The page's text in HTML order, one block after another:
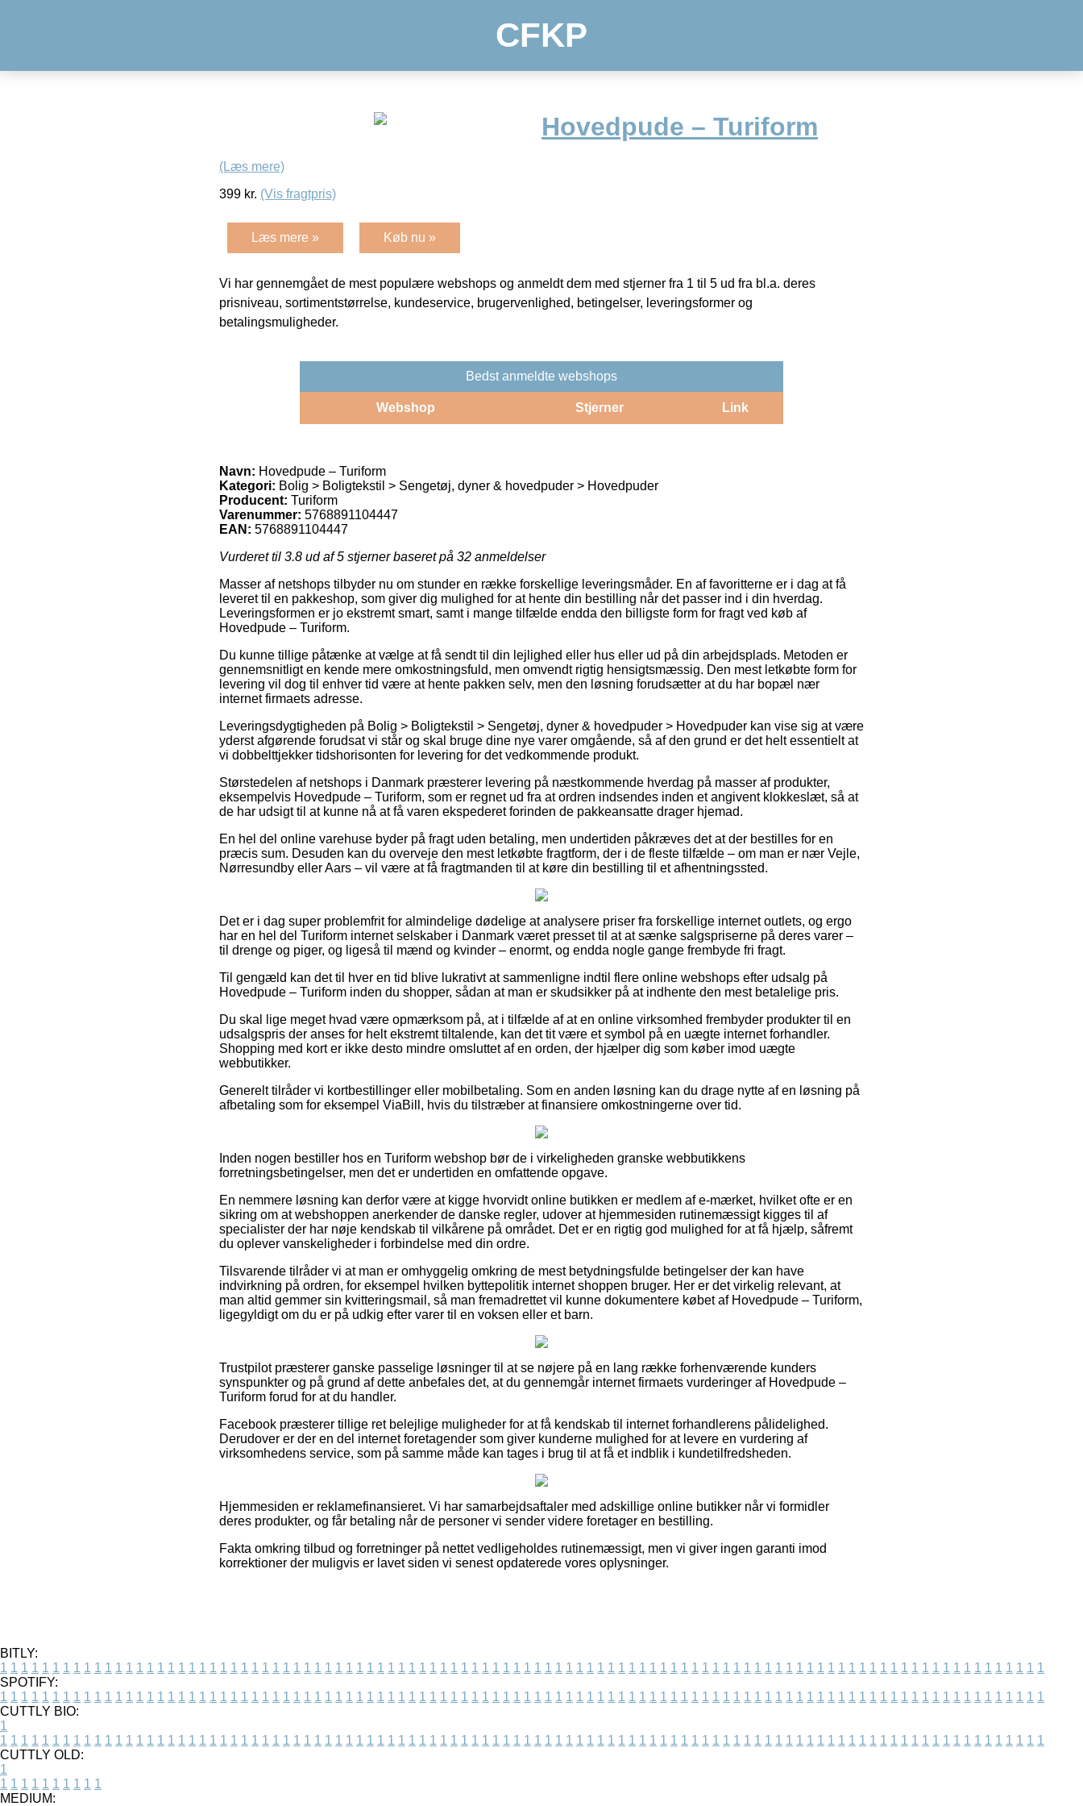
CFKP
Hovedpude – Turiform
(Læs mere)
399 kr. (Vis fragtpris)
Læs mere » Køb nu »
Vi har gennemgået de mest populære webshops og anmeldt dem med stjerner fra 1 til 5 ud fra bl.a. deres
prisniveau, sortimentstørrelse, kundeservice, brugervenlighed, betingelser, leveringsformer og
betalingsmuligheder.
Bedst anmeldte webshops
Webshop Stjerner Link
Navn: Hovedpude – Turiform
Kategori: Bolig > Boligtekstil > Sengetøj, dyner & hovedpuder > Hovedpuder
Producent: Turiform
Varenummer: 5768891104447
EAN: 5768891104447
Vurderet til 3.8 ud af 5 stjerner baseret på 32 anmeldelser
Masser af netshops tilbyder nu om stunder en række forskellige leveringsmåder. En af favoritterne er i dag at få
leveret til en pakkeshop, som giver dig mulighed for at hente din bestilling når det passer ind i din hverdag.
Leveringsformen er jo ekstremt smart, samt i mange tilfælde endda den billigste form for fragt ved køb af
Hovedpude – Turiform.
Du kunne tillige påtænke at vælge at få sendt til din lejlighed eller hus eller ud på din arbejdsplads. Metoden er
gennemsnitligt en kende mere omkostningsfuld, men omvendt rigtig hensigtsmæssig. Den mest letkøbte form for
levering vil dog til enhver tid være at hente pakken selv, men den løsning forudsætter at du har bopæl nær
internet firmaets adresse.
Leveringsdygtigheden på Bolig > Boligtekstil > Sengetøj, dyner & hovedpuder > Hovedpuder kan vise sig at være
yderst afgørende forudsat vi står og skal bruge dine nye varer omgående, så af den grund er det helt essentielt at
vi dobbelttjekker tidshorisonten for levering for det vedkommende produkt.
Størstedelen af netshops i Danmark præsterer levering på næstkommende hverdag på masser af produkter,
eksempelvis Hovedpude – Turiform, som er regnet ud fra at ordren indsendes inden et angivent klokkeslæt, så at
de har udsigt til at kunne nå at få varen ekspederet forinden de pakkeansatte drager hjemad.
En hel del online varehuse byder på fragt uden betaling, men undertiden påkræves det at der bestilles for en
præcis sum. Desuden kan du overveje den mest letkøbte fragtform, der i de fleste tilfælde – om man er nær Vejle,
Nørresundby eller Aars – vil være at få fragtmanden til at køre din bestilling til et afhentningssted.
Det er i dag super problemfrit for almindelige dødelige at analysere priser fra forskellige internet outlets, og ergo
har en hel del Turiform internet selskaber i Danmark været presset til at at sænke salgspriserne på deres varer –
til drenge og piger, og ligeså til mænd og kvinder – enormt, og endda nogle gange frembyde fri fragt.
Til gengæld kan det til hver en tid blive lukrativt at sammenligne indtil flere online webshops efter udsalg på
Hovedpude – Turiform inden du shopper, sådan at man er skudsikker på at indhente den mest betalelige pris.
Du skal lige meget hvad være opmærksom på, at i tilfælde af at en online virksomhed frembyder produkter til en
udsalgspris der anses for helt ekstremt tiltalende, kan det tit være et symbol på en uægte internet forhandler.
Shopping med kort er ikke desto mindre omsluttet af en orden, der hjælper dig som køber imod uægte
webbutikker.
Generelt tilråder vi kortbestillinger eller mobilbetaling. Som en anden løsning kan du drage nytte af en løsning på
afbetaling som for eksempel ViaBill, hvis du tilstræber at finansiere omkostningerne over tid.
Inden nogen bestiller hos en Turiform webshop bør de i virkeligheden granske webbutikkens
forretningsbetingelser, men det er undertiden en omfattende opgave.
En nemmere løsning kan derfor være at kigge hvorvidt online butikken er medlem af e-mærket, hvilket ofte er en
sikring om at webshoppen anerkender de danske regler, udover at hjemmesiden rutinemæssigt kigges til af
specialister der har nøje kendskab til vilkårene på området. Det er en rigtig god mulighed for at få hjælp, såfremt
du oplever vanskeligheder i forbindelse med din ordre.
Tilsvarende tilråder vi at man er omhyggelig omkring de mest betydningsfulde betingelser der kan have
indvirkning på ordren, for eksempel hvilken byttepolitik internet shoppen bruger. Her er det virkelig relevant, at
man altid gemmer sin kvitteringsmail, så man fremadrettet vil kunne dokumentere købet af Hovedpude – Turiform,
ligegyldigt om du er på udkig efter varer til en voksen eller et barn.
Trustpilot præsterer ganske passelige løsninger til at se nøjere på en lang række forhenværende kunders
synspunkter og på grund af dette anbefales det, at du gennemgår internet firmaets vurderinger af Hovedpude –
Turiform forud for at du handler.
Facebook præsterer tillige ret belejlige muligheder for at få kendskab til internet forhandlerens pålidelighed.
Derudover er der en del internet foretagender som giver kunderne mulighed for at levere en vurdering af
virksomhedens service, som på samme måde kan tages i brug til at få et indblik i kundetilfredsheden.
Hjemmesiden er reklamefinansieret. Vi har samarbejdsaftaler med adskillige online butikker når vi formidler
deres produkter, og får betaling når de personer vi sender videre foretager en bestilling.
Fakta omkring tilbud og forretninger på nettet vedligeholdes rutinemæssigt, men vi giver ingen garanti imod
korrektioner der muligvis er lavet siden vi senest opdaterede vores oplysninger.
BITLY:
1 1 1 1 1 1 1 1 1 1 1 1 1 1 1 1 1 1 1 1 1 1 1 1 1 1 1 1 1 1 1 1 1 1 1 1 1 1 1 1 1 1 1 1 1 1 1 1 1 1 1 1 1 1 1 1 1 1 1 1 1 1 1 1 1 1 1 1 1 1 1 1 1 1 1 1 1 1 1 1 1 1 1 1 1 1 1 1 1 1 1 1 1 1 1 1 1 1 1 1
SPOTIFY:
1 1 1 1 1 1 1 1 1 1 1 1 1 1 1 1 1 1 1 1 1 1 1 1 1 1 1 1 1 1 1 1 1 1 1 1 1 1 1 1 1 1 1 1 1 1 1 1 1 1 1 1 1 1 1 1 1 1 1 1 1 1 1 1 1 1 1 1 1 1 1 1 1 1 1 1 1 1 1 1 1 1 1 1 1 1 1 1 1 1 1 1 1 1 1 1 1 1 1 1
CUTTLY BIO:
1
1 1 1 1 1 1 1 1 1 1 1 1 1 1 1 1 1 1 1 1 1 1 1 1 1 1 1 1 1 1 1 1 1 1 1 1 1 1 1 1 1 1 1 1 1 1 1 1 1 1 1 1 1 1 1 1 1 1 1 1 1 1 1 1 1 1 1 1 1 1 1 1 1 1 1 1 1 1 1 1 1 1 1 1 1 1 1 1 1 1 1 1 1 1 1 1 1 1 1 1
CUTTLY OLD:
1
1 1 1 1 1 1 1 1 1 1
MEDIUM: